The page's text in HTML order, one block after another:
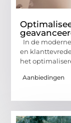
In de
en
het
Aanbiedingen